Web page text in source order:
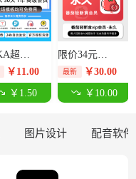
MAKA超级会员3天-限价12.5元
￥ 11.00
￥1.50
限价34元番茄轻断食永久卡
最新 ￥30.00
￥10.00
图片设计 配音软件